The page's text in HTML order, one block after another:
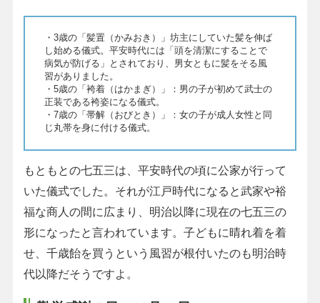
・3歳の「髪置（かみおき）」坊主にしていた髪を伸ば
し始める儀式。平安時代には「頭を清潔にすることで
病気が防げる」とされており、男女ともに髪をそる風
習がありました。
・5歳の「袴着（はかまぎ）」：男の子が初めて武士の
正装である袴姿になる儀式。
・7歳の「帯解（おびとき）」：女の子が成人女性と同
じ丸帯を身に付ける儀式。
もともとの七五三は、平安時代の頃に公家が行って
いた儀式でした。それが江戸時代になると武家や裕
福な商人の間に広まり、明治以降に現在の七五三の
形になったと言われています。子どもに晴れ着を着
せ、千歳飴を買うという風習が根付いたのも明治時
代以降だそうですよ。